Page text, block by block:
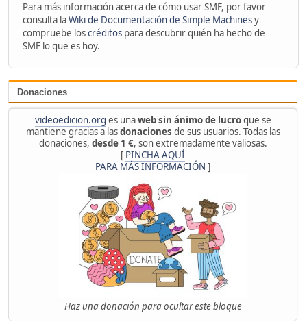
Donaciones
videoedicion.org es unaweb sin ánimo de lucroque se
mantiene gracias a lasdonaciones de sus usuarios. Todas las
donaciones, desde 1 €, son extremadamente valiosas.
[ PINCHA AQUÍ
PARA MÁS INFORMACIÓN ]
Haz una donación para ocultar este bloque
Para más información acerca de cómo usar SMF, por favor
consulta laWiki de Documentación de Simple Machinesy
compruebe loscréditos para descubrir quién ha hecho de
SMF lo que es hoy.